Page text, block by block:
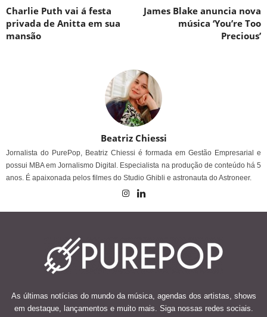
Charlie Puth vai á festa
privada de Anitta em sua
mansão
James Blake anuncia nova
música ‘You’re Too
Precious’
Beatriz Chiessi
Jornalista do PurePop, Beatriz Chiessi é formada em Gestão Empresarial e
possui MBA em Jornalismo Digital. Especialista na produção de conteúdo há 5
anos. É apaixonada pelos filmes do Studio Ghibli e astronauta do Astroneer.
As últimas notícias do mundo da música, agendas dos artistas, shows
em destaque, lançamentos e muito mais. Siga nossas redes sociais.